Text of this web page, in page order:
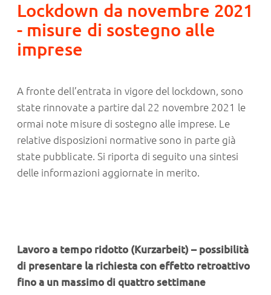
Lockdown da novembre 2021
- misure di sostegno alle
imprese
A fronte dell’entrata in vigore del lockdown, sono
state rinnovate a partire dal 22 novembre 2021 le
ormai note misure di sostegno alle imprese. Le
relative disposizioni normative sono in parte già
state pubblicate. Si riporta di seguito una sintesi
delle informazioni aggiornate in merito.
Lavoro a tempo ridotto (Kurzarbeit) – possibilità
di presentare la richiesta con effetto retroattivo
fino a un massimo di quattro settimane